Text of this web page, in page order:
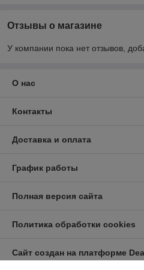
Отзывы о магазине
У компании пока нет отзывов,
О нас
Контакты
Доставка и оплата
График работы
Полная версия сайта
Политика обработки cookies
Сайт создан на платформе